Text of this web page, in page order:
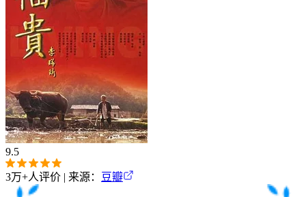
9.5
3万+人评价 | 来源： 豆瓣